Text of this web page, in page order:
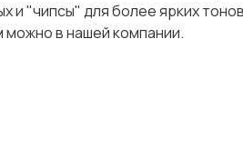
и "чипсы" для более ярких
можно в нашей компании.